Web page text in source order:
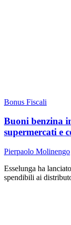
Bonus Fiscali
Buoni benzina
supermercati e
Pierpaolo Molinengo
Esselunga ha
spendibili ai